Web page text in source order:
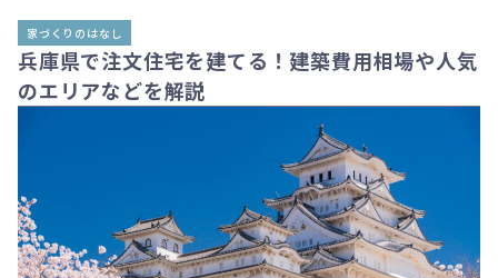
家づくりのはなし
兵庫県で注文住宅を建てる！建築費用相場や人気
のエリアなどを解説